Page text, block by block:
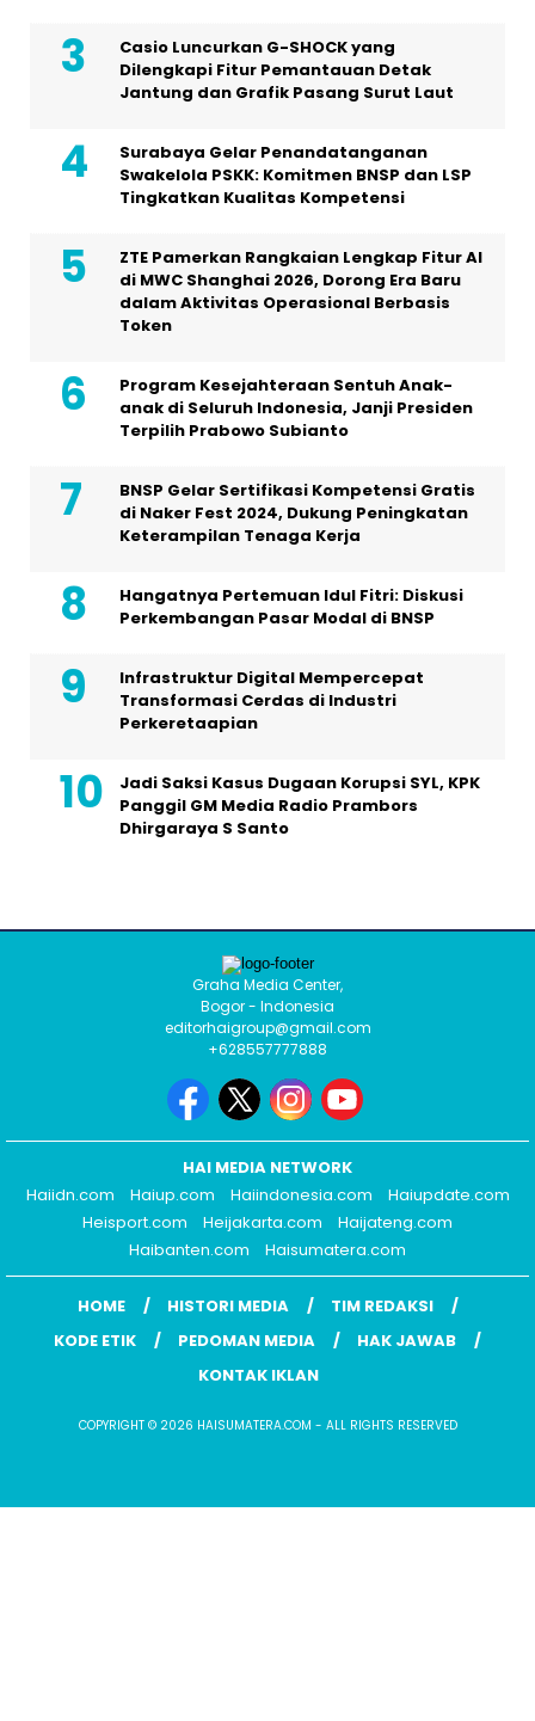
Casio Luncurkan G-SHOCK yang
Dilengkapi Fitur Pemantauan Detak
Jantung dan Grafik Pasang Surut Laut
Surabaya Gelar Penandatanganan
Swakelola PSKK: Komitmen BNSP dan LSP
Tingkatkan Kualitas Kompetensi
ZTE Pamerkan Rangkaian Lengkap Fitur AI
di MWC Shanghai 2026, Dorong Era Baru
dalam Aktivitas Operasional Berbasis
Token
Program Kesejahteraan Sentuh Anak-
anak di Seluruh Indonesia, Janji Presiden
Terpilih Prabowo Subianto
BNSP Gelar Sertifikasi Kompetensi Gratis
di Naker Fest 2024, Dukung Peningkatan
Keterampilan Tenaga Kerja
Hangatnya Pertemuan Idul Fitri: Diskusi
Perkembangan Pasar Modal di BNSP
Infrastruktur Digital Mempercepat
Transformasi Cerdas di Industri
Perkeretaapian
Jadi Saksi Kasus Dugaan Korupsi SYL, KPK
Panggil GM Media Radio Prambors
Dhirgaraya S Santo
Graha Media Center,
Bogor - Indonesia
editorhaigroup@gmail.com
+628557777888
HAI MEDIA NETWORK
Haiidn.com
Haiup.com Haiindonesia.com
Haiupdate.com
Heisport.com
Heijakarta.com
Haijateng.com
Haibanten.com
Haisumatera.com
HOME HISTORI MEDIA
TIM REDAKSI
KODE ETIK
PEDOMAN MEDIA
HAK JAWAB
KONTAK IKLAN
COPYRIGHT © 2026 HAISUMATERA.COM - ALL RIGHTS RESERVED